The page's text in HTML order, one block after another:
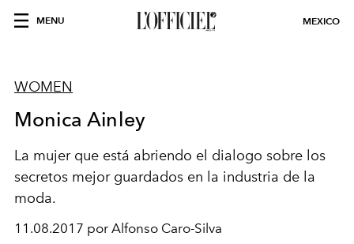
MENU MEXICO
WOMEN
Monica Ainley
La mujer que está abriendo el dialogo sobre los
secretos mejor guardados en la industria de la
moda.
11.08.2017 por Alfonso Caro-Silva